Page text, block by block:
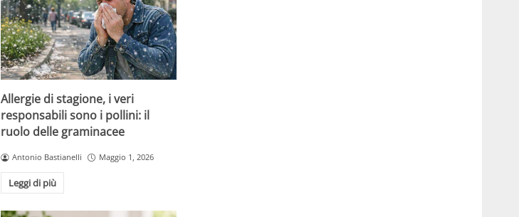
Allergie di stagione, i veri
responsabili sono i pollini: il
ruolo delle graminacee
Antonio Bastianelli Maggio 1, 2026
Leggi di più